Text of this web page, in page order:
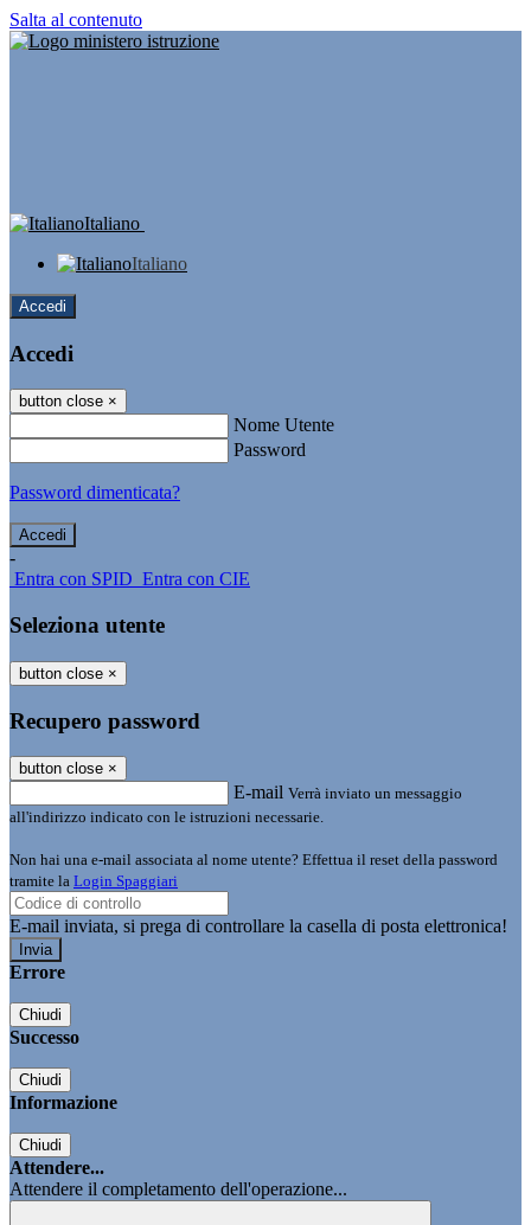
Salta al contenuto
Italiano
Italiano
Accedi
Accedi
button close ×
Nome Utente
Password
Password dimenticata?
-
Entra con SPID Entra con CIE
Seleziona utente
button close ×
Recupero password
button close ×
E-mail Verrà inviato un messaggio
all'indirizzo indicato con le istruzioni necessarie.
Non hai una e-mail associata al nome utente? Effettua il reset della password
tramite la Login Spaggiari
E-mail inviata, si prega di controllare la casella di posta elettronica!
Errore
Chiudi
Successo
Chiudi
Informazione
Chiudi
Attendere...
Attendere il completamento dell'operazione...